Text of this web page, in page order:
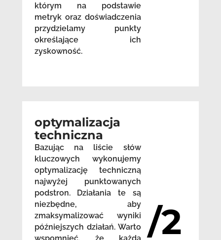
którym na podstawie
metryk oraz doświadczenia
przydzielamy punkty
określające ich
zyskowność.
optymalizacja
techniczna
Bazując na liście słów
kluczowych wykonujemy
optymalizację techniczną
najwyżej punktowanych
podstron. Działania te są
niezbędne, aby
zmaksymalizować wyniki
późniejszych działań. Warto
/2